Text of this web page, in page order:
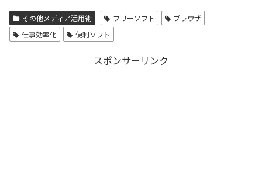
その他メディア活用術 フリーソフト
ブラウザ
仕事効率化
便利ソフト
スポンサーリンク